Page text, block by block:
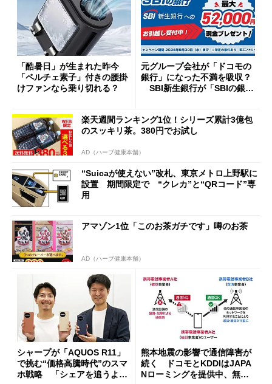
「酷暑日」が生まれた昨今
「ペルチェ素子」付きの腰掛
けファンなら乗り切れる？
元グループ会社が「ドコモの
銀行」になった不満を吸収？
SBI新生銀行が「SBIの銀
開催
楽天週間ランキング1位！シリーズ累計3億包
のスッキリ茶。380円でお試し
AD（ハーブ健康本舗）
“Suicaが使えない”改札、東京メトロ上野駅に
設置 期間限定で “クレカ”と“QRコード”専
用
アマゾン1位「このお茶ガチです」噂のお茶
AD（ハーブ健康本舗）
シャープが「AQUOS R11」
で挑む“価格高騰時代”のスマ
ホ戦略 「シェアを追うより
熊本地震の影響で通信障害が
続く ドコモとKDDIはJAPA
Nローミングを提供中、無料